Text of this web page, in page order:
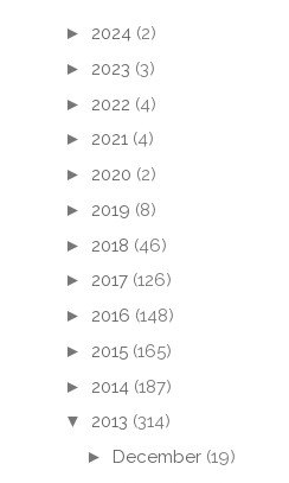
► 2024 (2)
► 2023 (3)
► 2022 (4)
► 2021 (4)
► 2020 (2)
► 2019 (8)
► 2018 (46)
► 2017 (126)
► 2016 (148)
► 2015 (165)
► 2014 (187)
▼ 2013 (314)
► December (19)